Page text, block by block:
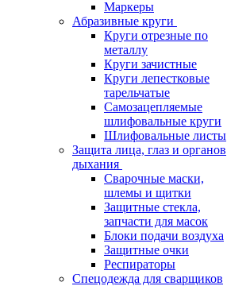
Маркеры
Абразивные круги
Круги отрезные по
металлу
Круги зачистные
Круги лепестковые
тарельчатые
Самозацепляемые
шлифовальные круги
Шлифовальные листы
Защита лица, глаз и органов
дыхания
Сварочные маски,
шлемы и щитки
Защитные стекла,
запчасти для масок
Блоки подачи воздуха
Защитные очки
Респираторы
Спецодежда для сварщиков